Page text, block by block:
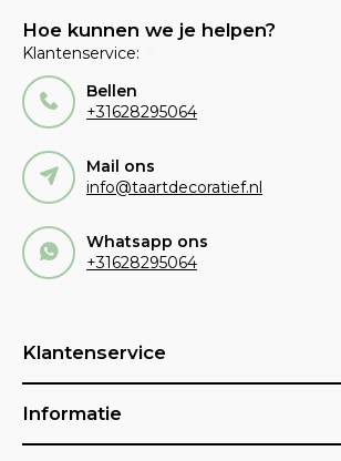
Hoe kunnen we je helpen?
Klantenservice:
Bellen
+31628295064
Mail ons
info@taartdecoratief.nl
Whatsapp ons
+31628295064
Klantenservice
Informatie